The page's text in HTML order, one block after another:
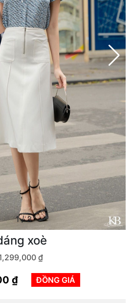
1/3
xoè
₫
₫ ĐỒNG GIÁ